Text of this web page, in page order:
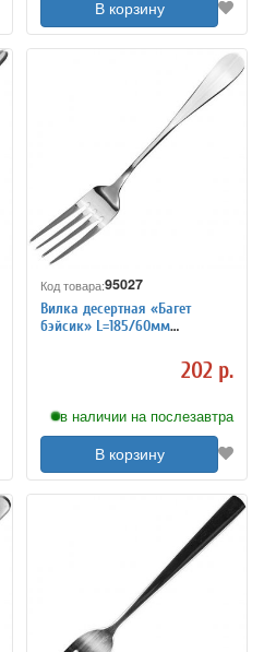
В корзину
Код товара:95027
Вилка десертная «Багет
бэйсик» L=185/60мм
202 р.
в наличии на послезавтра
В корзину